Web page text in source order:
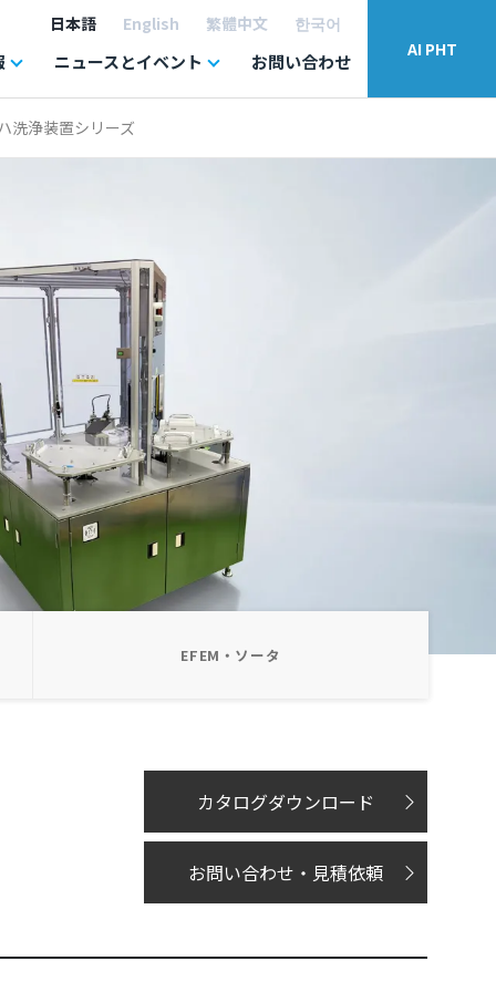
日本語 English 繁體中文 한국어
ニュースとイベント お問い合わせ
AI PHT
洗浄装置シリーズ
EFEM・ソータ
カタログダウンロード
お問い合わせ・見積依頼